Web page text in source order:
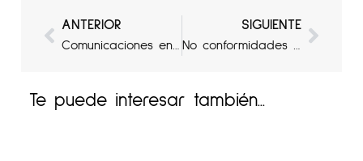
AntANTERIOR SIGUIENTE
Te puede interesar también...